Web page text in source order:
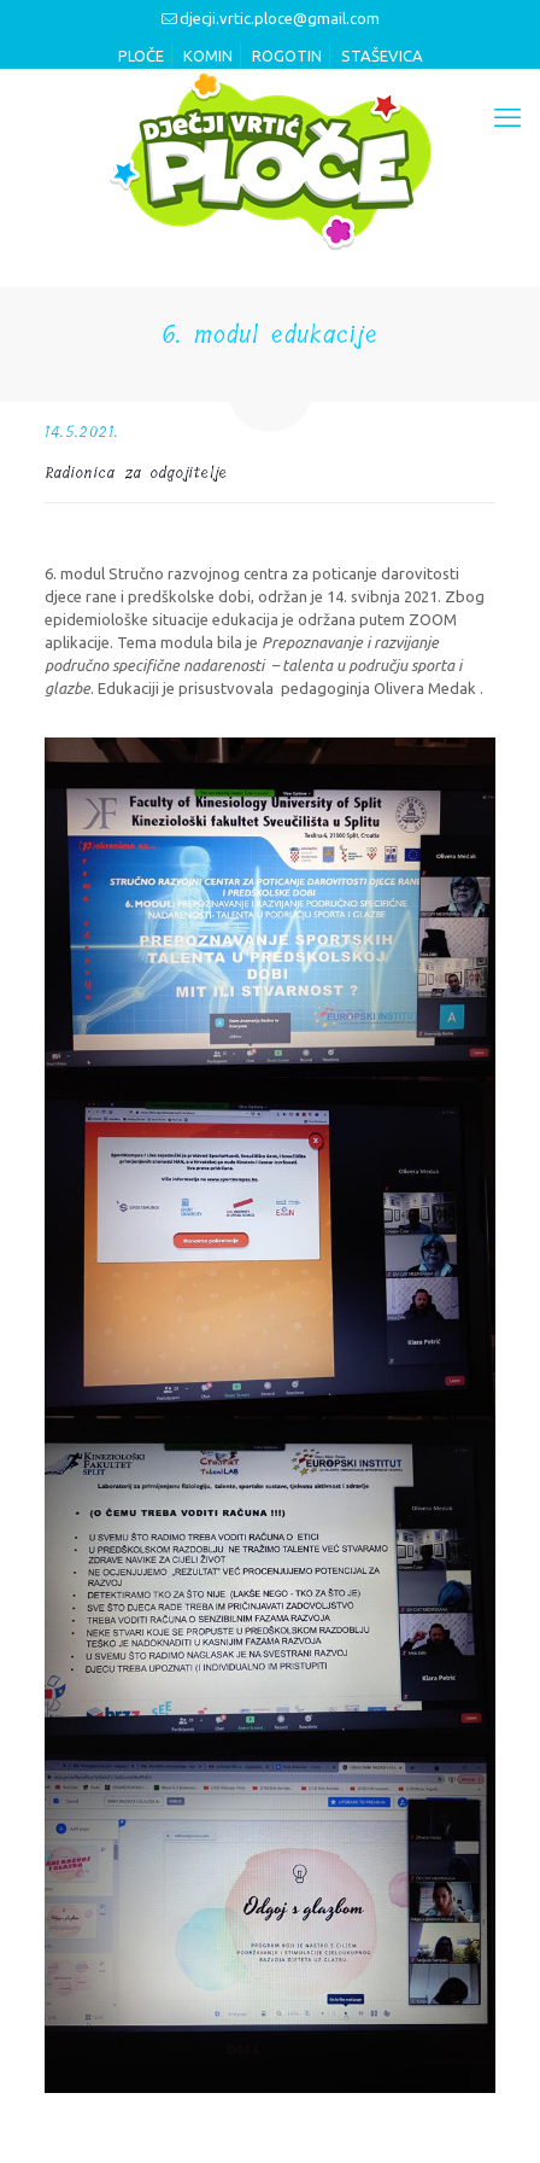
djecji.vrtic.ploce@gmail.com
PLOČE KOMIN ROGOTIN STAŠEVICA
6. modul edukacije
14.5.2021.
Radionica za odgojitelje
6. modul Stručno razvojnog centra za poticanje darovitosti
djece rane i predškolske dobi, održan je 14. svibnja 2021. Zbog
epidemiološke situacije edukacija je održana putem ZOOM
aplikacije. Tema modula bila je Prepoznavanje i razvijanje
područno specifične nadarenosti – talenta u području sporta i
glazbe. Edukaciji je prisustvovala pedagoginja Olivera Medak .